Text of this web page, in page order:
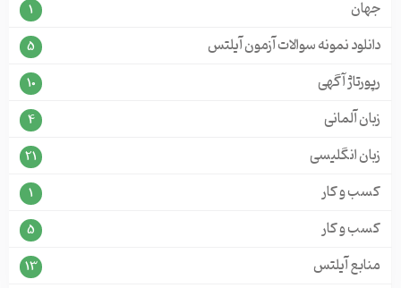
جهان 1
دانلود نمونه سوالات آزمون آیلتس 5
رپورتاژ آگهی 10
زبان آلمانی 4
زبان انگلیسی 21
کسب و کار 1
کسب و کار 5
منابع آیلتس 13